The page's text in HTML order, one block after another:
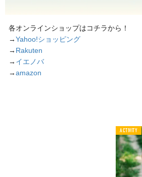
各オンラインショップはコチラから！
→Yahoo!ショッピング
→ Rakuten
→ イエノバ
→amazon
ACTIVITY